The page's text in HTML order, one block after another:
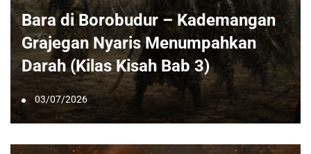
Bara di Borobudur – Kademangan
Grajegan Nyaris Menumpahkan
Darah (Kilas Kisah Bab 3)
03/07/2026